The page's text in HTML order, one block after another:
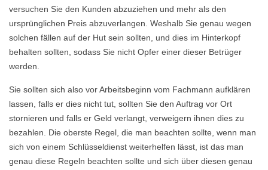
versuchen Sie den Kunden abzuziehen und mehr als den
ursprünglichen Preis abzuverlangen. Weshalb Sie genau wegen
solchen fällen auf der Hut sein sollten, und dies im Hinterkopf
behalten sollten, sodass Sie nicht Opfer einer dieser Betrüger
werden.
Sie sollten sich also vor Arbeitsbeginn vom Fachmann aufklären
lassen, falls er dies nicht tut, sollten Sie den Auftrag vor Ort
stornieren und falls er Geld verlangt, verweigern ihnen dies zu
bezahlen. Die oberste Regel, die man beachten sollte, wenn man
sich von einem Schlüsseldienst weiterhelfen lässt, ist das man
genau diese Regeln beachten sollte und sich über diesen genau